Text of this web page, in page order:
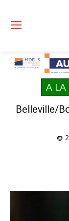
A LA
Belleville/